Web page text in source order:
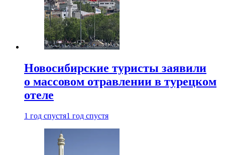
Новосибирские туристы заявили
о массовом отравлении в турецком
отеле
1 год спустя1 год спустя